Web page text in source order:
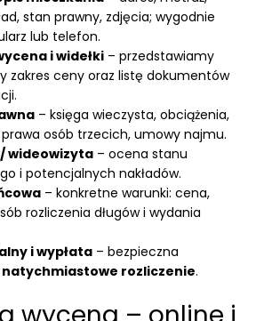
stan prawny, zdjęcia; wygodnie
lub telefon.
i widełki – przedstawiamy
zakres ceny oraz listę dokumentów
– księga wieczysta, obciążenia,
prawa osób trzecich, umowy najmu.
wideowizyta – ocena stanu
i potencjalnych nakładów.
– konkretne warunki: cena,
rozliczenia długów i wydania
i wypłata – bezpieczna
natychmiastowe rozliczenie.